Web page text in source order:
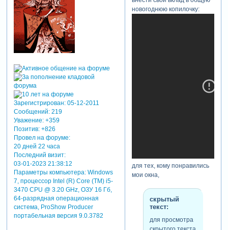
Зарегистрирован: 05-12-2011
Сообщений:219
Уважение: +359
Позитив: +826
Провел на форуме:
20 дней 22 часа
Последний визит:
03-01-2023 21:38:12
Параметры компьютера:Windows
7, процессор Intel (R) Core (TM) i5-
3470 CPU @ 3.20 GHz, ОЗУ 16 Гб,
64-разрядная операционная
система, ProShow Producer
портабельная версия 9.0.3782
новогоднюю копилочку:
для тех, кому понравились
мои окна,
скрытый
текст:
для просмотра